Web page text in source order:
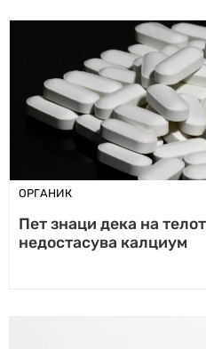
ОРГАНИК
Пет знаци дека на
недостасува калциум